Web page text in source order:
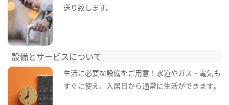
送り致します。
設備とサービスについて
生活に必要な設備をご用意！水道やガス・電気も
すぐに使え、入居日から通常に生活ができます。